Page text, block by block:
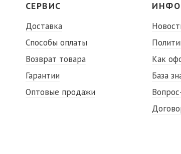
СЕРВИС
Доставка
Способы оплаты
Возврат товара
Гарантии
Оптовые продажи
Как
База